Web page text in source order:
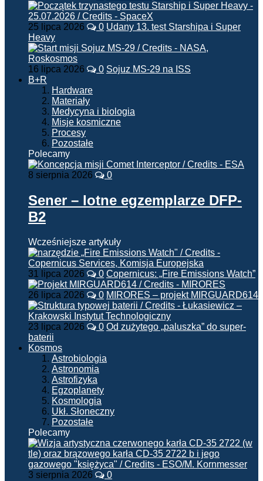
25 lipca 2026 0 Udany 13. test Starshipa i Super
Heavy
16 lipca 2026 0 Sojuz MS-29 na ISS
B+R
Hardware
Materiały
Medycyna i biologia
Misje kosmiczne
Procesy
Pozostałe
Polecamy
8 sierpnia 2026 0
Sener – lotne egzemplarze DFP-
B2
Wcześniejsze artykuły
31 lipca 2026 0 Copernicus: „Fire Emissions Watch”
26 lipca 2026 0 MIRORES – projekt MIRGUARD614
23 lipca 2026 0 Od zużytego „paluszka” do super-
baterii
Kosmos
Astrobiologia
Astronomia
Astrofizyka
Egzoplanety
Kosmologia
Ukł. Słoneczny
Pozostałe
Polecamy
3 sierpnia 2026 0